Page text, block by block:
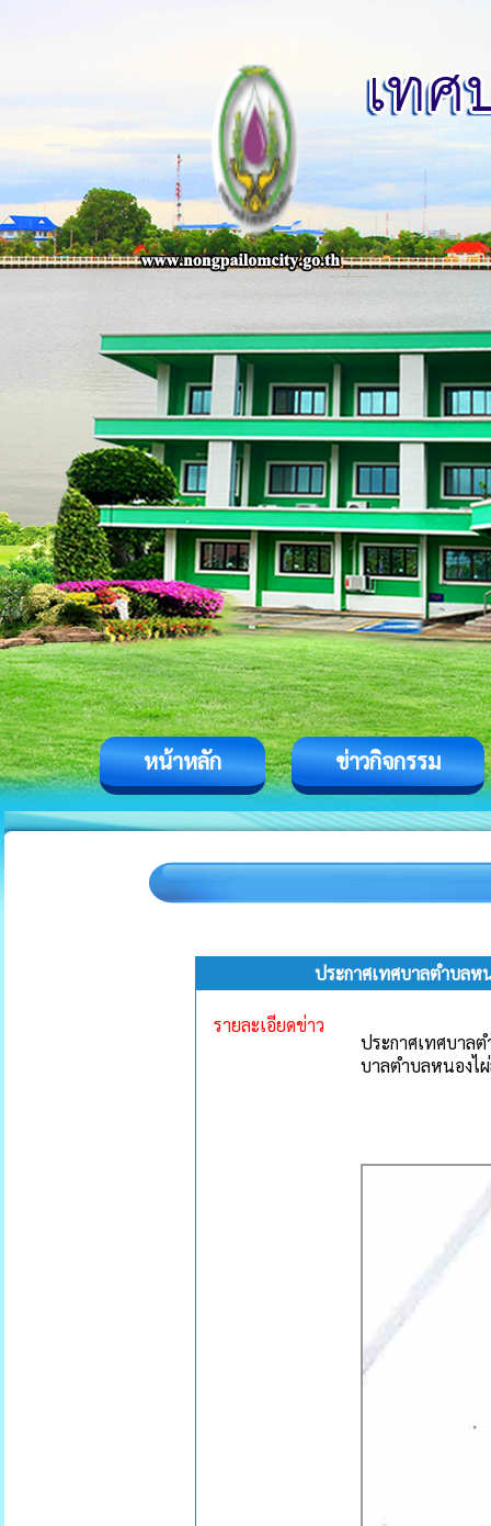
หน้าหลัก ข่าวกิจกรรม
ประกาศเทศบาลตําบลห
รายละเอียดข่าว
ประกาศเทศบาล
บาลตําบลหนองไ